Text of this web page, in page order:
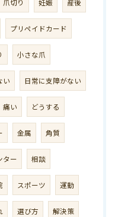
爪切り 妊娠 産後
プリペイドカード
小さな爪
い 日常に支障がない
痛い どうする
金属 角質
ター 相談
スポーツ 運動
選び方 解決策